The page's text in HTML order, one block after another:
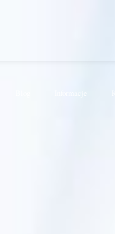
Informacje